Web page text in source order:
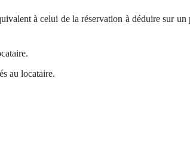
à celui de la réservation à déduire sur un
au locataire.